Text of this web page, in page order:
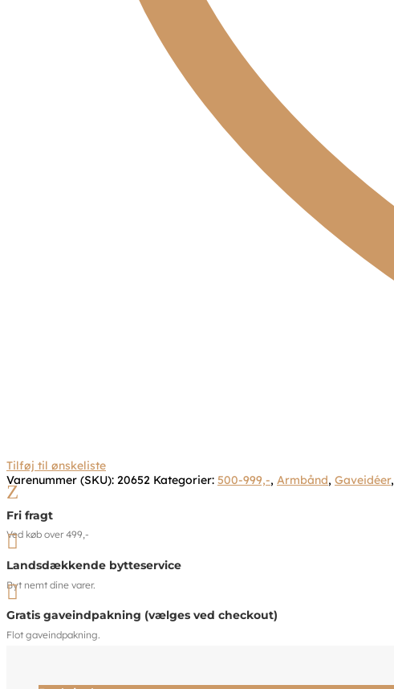
Tilføj til ønskeliste
Varenummer (SKU): 20652 Kategorier: 500-999,-, Armbånd, Gaveidéer,
Z
Fri fragt
Ved køb over 499,-

Landsdækkende bytteservice
Byt nemt dine varer.

Gratis gaveindpakning (vælges ved checkout)
Flot gaveindpakning.